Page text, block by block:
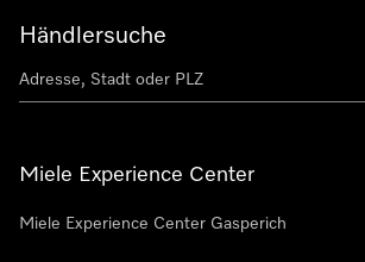
Händlersuche
Miele Experience Center
Miele Experience Center Gasperich